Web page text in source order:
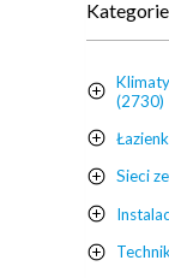
Kategorie
(2730)
Sieci